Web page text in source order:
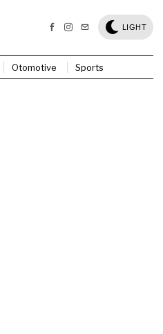
LIGHT
Otomotive Sports